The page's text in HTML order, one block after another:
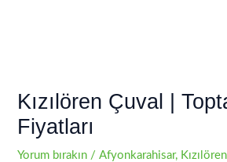
Kızılören Çuval |
Fiyatları
Yorum bırakın /Afyonkarahisar, Kızılören